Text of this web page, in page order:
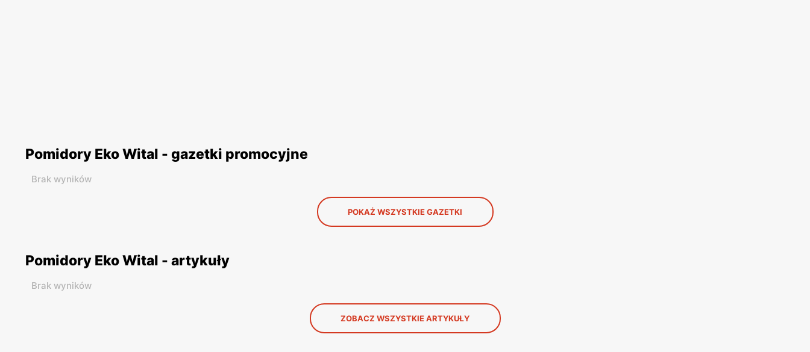
Pomidory Eko Wital - gazetki promocyjne
Brak wyników
POKAŻ WSZYSTKIE GAZETKI
Pomidory Eko Wital - artykuły
Brak wyników
ZOBACZ WSZYSTKIE ARTYKUŁY